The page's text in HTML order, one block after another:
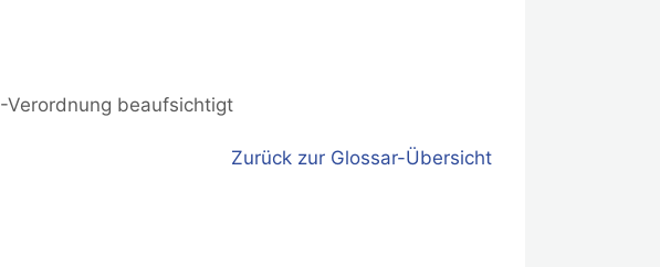
-Verordnung beaufsichtigt
Zurück zur Glossar-Übersicht